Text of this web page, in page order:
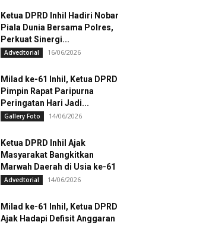
Ketua DPRD Inhil Hadiri Nobar
Piala Dunia Bersama Polres,
Perkuat Sinergi...
Advedtorial 16/06/2026
Milad ke-61 Inhil, Ketua DPRD
Pimpin Rapat Paripurna
Peringatan Hari Jadi...
Gallery Foto 14/06/2026
Ketua DPRD Inhil Ajak
Masyarakat Bangkitkan
Marwah Daerah di Usia ke-61
Advedtorial 14/06/2026
Milad ke-61 Inhil, Ketua DPRD
Ajak Hadapi Defisit Anggaran